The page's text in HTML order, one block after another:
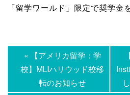
「留学ワールド」限定で奨学金
« 【アメリカ留学：学
校】MLIハリウッド校移
転のお知らせ